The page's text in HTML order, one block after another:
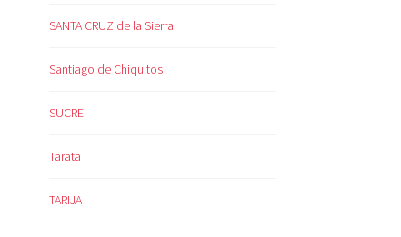
SANTA CRUZ de la Sierra
Santiago de Chiquitos
SUCRE
Tarata
TARIJA